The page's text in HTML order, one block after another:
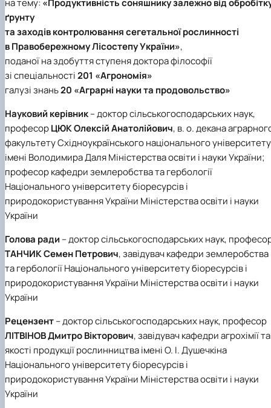
Іноземні мови
Їдальні та буфети
Центр вивчення мов
Психологічна підтримка
Рада молодих вчених
Стартап школа НУБіП України
Методичні рекомендації, пам'ятки
Патентно-ліцензійна діяльність
ЦКНО «Агропромисловий комплекс, лісове і
медицина»
Обладнання НУБіП України
Біоетична комісія
Досліднику та автору
Звіт про проведення НТЗ
Наукові журнали НУБіП України
Наукові журнали НУБіП України (English)
Пам'ятка про проведення науково-
заходів
Порядок планування та організації
проведення НТЗ
Результати науково-технічних заходів
Монографії
Наука для бізнесу
Каталог наукових послуг
«SEB-2024»
«SEB-2025»
Наглядова рада
Благодійний фонд «Голосіївська ініціатива
2020»
Історія університету
Звіт ректора
Пам'яті захисників України
Почесні доктори і професори НУБіП України
Пресслужба
Університетський кур'єр
Вибори ректора
Програма розвитку університету
ініціатива – 2025»
Доступ до публічної інформації
Офіційна символіка
Антикорупційні заходи
Уповноважена особа з питань запобігання
виявлення корупції
Положення про антикорупційного
уповноваженого НУБіП України
Національні нормативно-правові акти
Нормативно-правові акти НУБіП України
Інформаційні ресурси НАЗК
Методичні роз’яснення НАЗК
Антикорупційні заходи
Гендерна радниця
Контактна інформація
ґрунту
та заходів контролювання сегетальної рослинності
в Правобережному Лісостепу України»,
поданої на здобуття ступеня доктора філософії
зі спеціальності201 «Агрономія»
галузі знань20 «Аграрні науки та продовольство»
Науковий керівник– доктор сільськогосподарських наук,
професорЦЮК Олексій Анатолійович, в. о. декана
факультету Східноукраїнського національного університету
імені Володимира Даля Міністерства освіти і науки України;
професор кафедри землеробства та гербології
Національного університету біоресурсів і
природокористування України Міністерства освіти і науки
України
Голова ради – доктор сільськогосподарських наук,
ТАНЧИК Семен Петрович, завідувач кафедри землеробства
та гербології Національного університету біоресурсів і
природокористування України Міністерства освіти і науки
України
Рецензент– доктор сільськогосподарських наук, професор
ЛІТВІНОВ Дмитро Вікторович, завідувач кафедри агрохімії та
якості продукції рослинництва імені О. І. Душечкіна
Національного університету біоресурсів і
природокористування України Міністерства освіти і науки
України